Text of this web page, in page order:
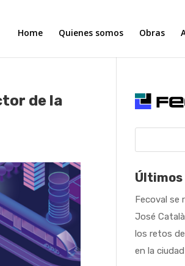
Home Quienes somos Obras
de la
Fecoval se
José
los retos
en la